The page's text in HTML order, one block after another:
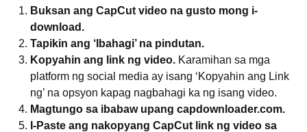
Buksan ang CapCut video na gusto mong i-
download.
Tapikin ang ‘Ibahagi’ na pindutan.
Kopyahin ang link ng video. Karamihan sa mga
platform ng social media ay isang ‘Kopyahin ang Link
ng’ na opsyon kapag nagbahagi ka ng isang video.
Magtungo sa ibabaw upang capdownloader.com.
I-Paste ang nakopyang CapCut link ng video sa